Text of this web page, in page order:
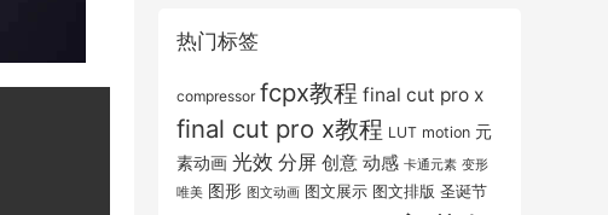
热门标签
compressor fcpx教程 final cut pro x
final cut pro x教程 LUT motion 元
素动画 光效 分屏 创意 动感 卡通元素 变形
唯美 图形 图文动画 图文展示 图文排版 圣诞节